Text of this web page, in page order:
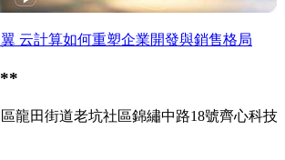
云計算如何重塑企業開發與銷售格局
龍田街道老坑社區錦繡中路18號齊心科技